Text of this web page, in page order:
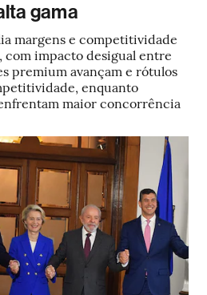
gama
margens e competitividade
impacto desigual entre
premium avançam e rótulos
enquanto
maior concorrência